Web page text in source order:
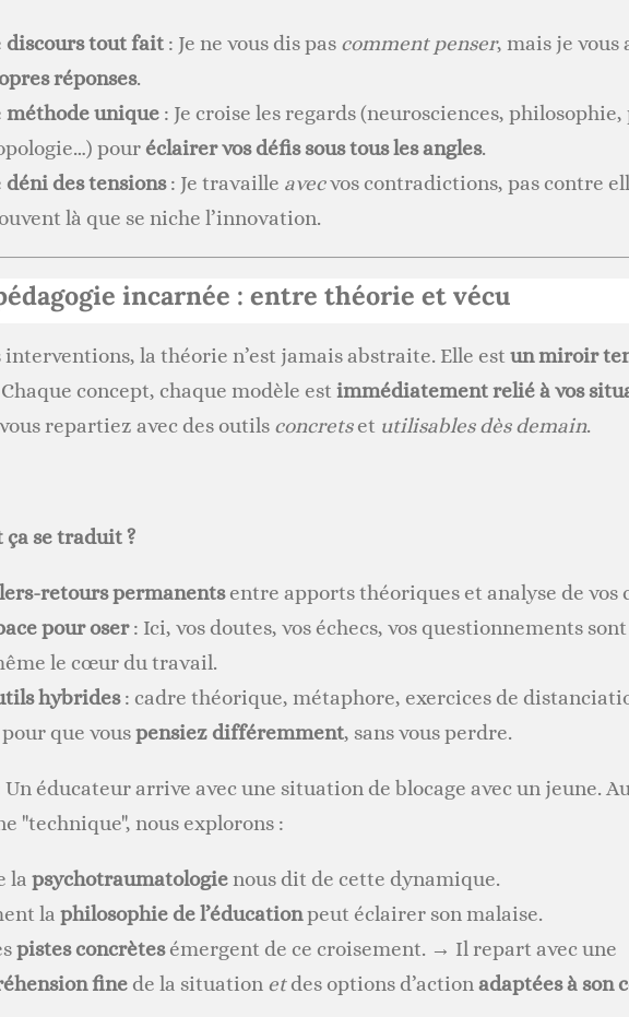
discours tout fait: Je ne vous dis pas comment penser, mais je vous
réponses.
méthode unique: Je croise les regards (neurosciences, philosophie,
pour éclairer vos défis sous tous les angles.
déni des tensions: Je travaille avecvos contradictions, pas contre
là que se niche l’innovation.
incarnée : entre théorie et vécu
interventions, la théorie n’est jamais abstraite. Elle est un miroir
Chaque concept, chaque modèle est immédiatement relié à vos
repartiez avec des outils concretset utilisables dès demain.
ça se traduit ?
retours permanentsentre apports théoriques et analyse de vos
pour oser: Ici, vos doutes, vos échecs, vos questionnements sont
le cœur du travail.
hybrides: cadre théorique, métaphore, exercices de
que vouspensiez différemment, sans vous perdre.
Un éducateur arrive avec une situation de blocage avec un jeune.
"technique", nous explorons :
la psychotraumatologienous dit de cette dynamique.
la philosophie de l’éducationpeut éclairer son malaise.
pistes concrètesémergent de ce croisement. → Il repart avec une
finede la situation etdes options d’action adaptées à son